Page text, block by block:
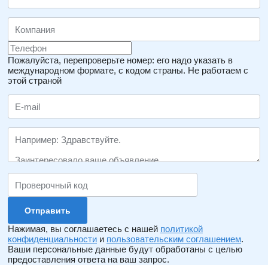
Пожалуйста, перепроверьте номер: его надо указать в
международном формате, с кодом страны. Не работаем с
этой страной
Нажимая, вы соглашаетесь с нашей политикой
конфиденциальности и пользовательским соглашением.
Ваши персональные данные будут обработаны с целью
предоставления ответа на ваш запрос.